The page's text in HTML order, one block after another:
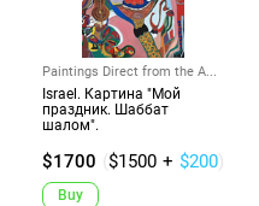
Paintings Direct from the A...
Israel. Картина "Мой
праздник. Шаббат
шалом".
$1700 ($1500 + $200)
Buy